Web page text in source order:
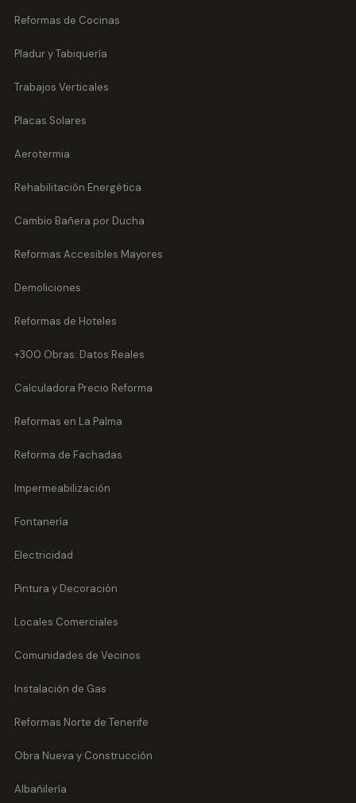
Reformas de Cocinas
Pladur y Tabiquería
Trabajos Verticales
Placas Solares
Aerotermia
Rehabilitación Energética
Cambio Bañera por Ducha
Reformas Accesibles Mayores
Demoliciones
Reformas de Hoteles
+300 Obras: Datos Reales
Calculadora Precio Reforma
Reformas en La Palma
Reforma de Fachadas
Impermeabilización
Fontanería
Electricidad
Pintura y Decoración
Locales Comerciales
Comunidades de Vecinos
Instalación de Gas
Reformas Norte de Tenerife
Obra Nueva y Construcción
Albañilería